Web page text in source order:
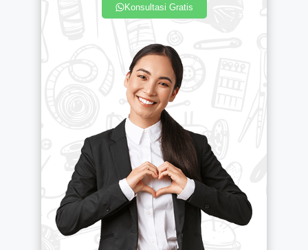
Konsultasi Gratis